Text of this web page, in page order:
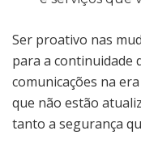
Ser proativo nas
para a continuidade
comunicações na
que não estão
tanto a segurança